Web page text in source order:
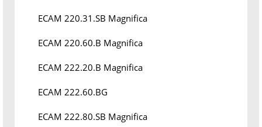
ECAM 220.31.SB Magnifica
ECAM 220.60.B Magnifica
ECAM 222.20.B Magnifica
ECAM 222.60.BG
ECAM 222.80.SB Magnifica